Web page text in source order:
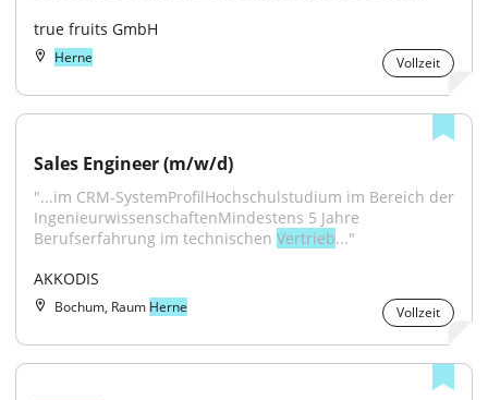
true fruits GmbH
Herne Vollzeit
Sales Engineer (m/w/d)
"...im CRM-SystemProfilHochschulstudium im Bereich der
IngenieurwissenschaftenMindestens 5 Jahre
Berufserfahrung im technischen Vertrieb..."
AKKODIS
Bochum, Raum Herne Vollzeit